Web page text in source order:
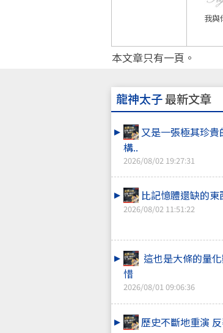
我與
本文章只有一頁。
龍神太子最新文章
又是一張極其珍
構..
2026/08/02 19:27:31
比記憶體還缺的
2026/08/02 11:51:22
這也是大條的量
惜
2026/08/01 09:06:36
歷史不斷地重演